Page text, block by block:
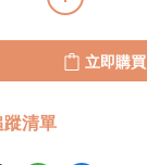
立即購買
蹤清單